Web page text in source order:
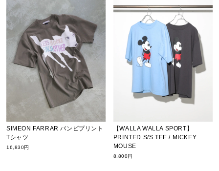
SIMEON FARRAR バンビプリント
Tシャツ
16,830円
【WALLA WALLA SPORT】
PRINTED S/S TEE / MICKEY
MOUSE
8,800円